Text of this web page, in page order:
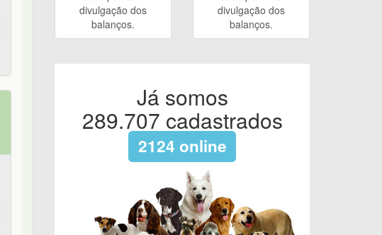
divulgação dos
balanços.
divulgação dos
balanços.
Já somos
289.707 cadastrados
2124 online